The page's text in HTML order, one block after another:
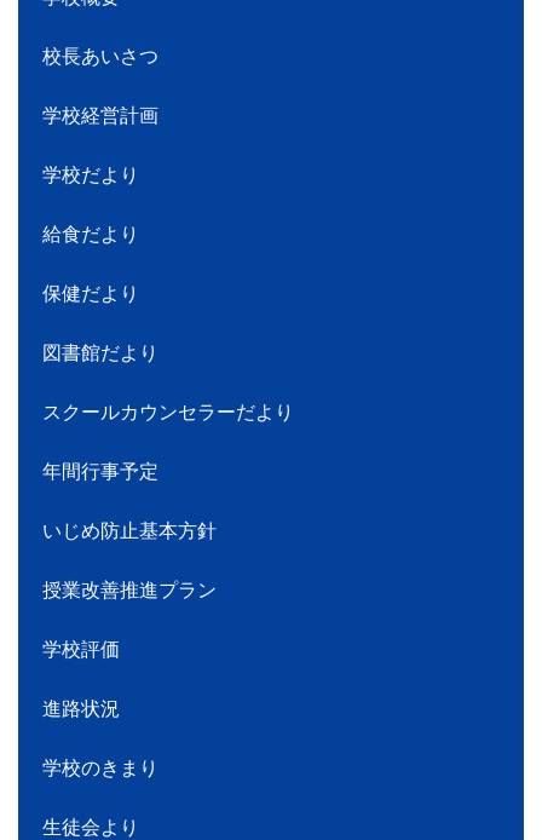
校長あいさつ
学校経営計画
学校だより
給食だより
保健だより
図書館だより
スクールカウンセラーだより
年間行事予定
いじめ防止基本方針
授業改善推進プラン
学校評価
進路状況
学校のきまり
生徒会より